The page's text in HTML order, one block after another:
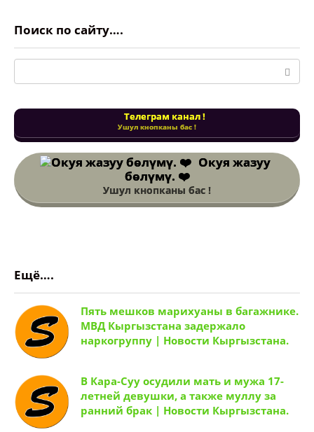
Поиск по сайту….
Поиск:
Телеграм канал !
Ушул кнопканы бас !
Окуя жазуу
бөлүмү. ❤️
Ушул кнопканы бас !
Ещё….
Пять мешков марихуаны в багажнике.
МВД Кыргызстана задержало
наркогруппу | Новости Кыргызстана.
В Кара-Суу осудили мать и мужа 17-
летней девушки, а также муллу за
ранний брак | Новости Кыргызстана.